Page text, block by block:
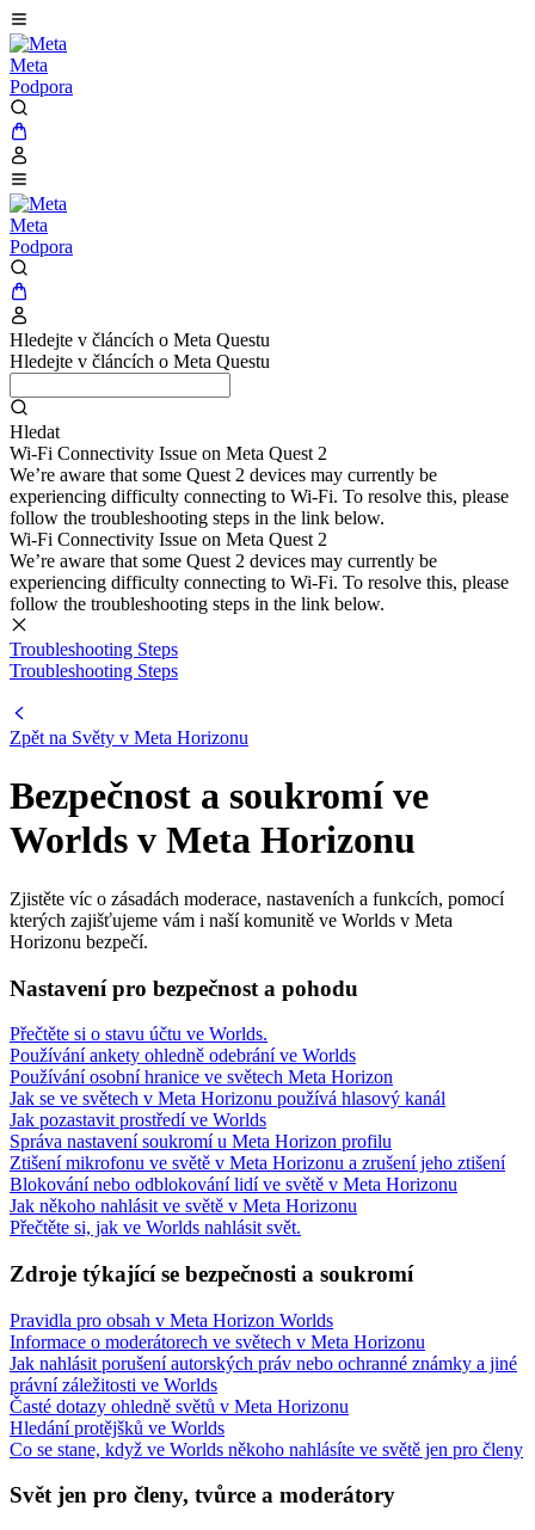
Meta
Podpora
Meta
Podpora
Hledejte v článcích o Meta Questu
Hledejte v článcích o Meta Questu
Hledat
Wi-Fi Connectivity Issue on Meta Quest 2
We’re aware that some Quest 2 devices may currently be
experiencing difficulty connecting to Wi-Fi. To resolve this, please
follow the troubleshooting steps in the link below.
Wi-Fi Connectivity Issue on Meta Quest 2
We’re aware that some Quest 2 devices may currently be
experiencing difficulty connecting to Wi-Fi. To resolve this, please
follow the troubleshooting steps in the link below.
Troubleshooting Steps
Troubleshooting Steps
Zpět na Světy v Meta Horizonu
Bezpečnost a soukromí ve
Worlds v Meta Horizonu
Zjistěte víc o zásadách moderace, nastaveních a funkcích, pomocí
kterých zajišťujeme vám i naší komunitě ve Worlds v Meta
Horizonu bezpečí.
Nastavení pro bezpečnost a pohodu
Přečtěte si o stavu účtu ve Worlds.
Používání ankety ohledně odebrání ve Worlds
Používání osobní hranice ve světech Meta Horizon
Jak se ve světech v Meta Horizonu používá hlasový kanál
Jak pozastavit prostředí ve Worlds
Správa nastavení soukromí u Meta Horizon profilu
Ztišení mikrofonu ve světě v Meta Horizonu a zrušení jeho ztišení
Blokování nebo odblokování lidí ve světě v Meta Horizonu
Jak někoho nahlásit ve světě v Meta Horizonu
Přečtěte si, jak ve Worlds nahlásit svět.
Zdroje týkající se bezpečnosti a soukromí
Pravidla pro obsah v Meta Horizon Worlds
Informace o moderátorech ve světech v Meta Horizonu
Jak nahlásit porušení autorských práv nebo ochranné známky a jiné
právní záležitosti ve Worlds
Časté dotazy ohledně světů v Meta Horizonu
Hledání protějšků ve Worlds
Co se stane, když ve Worlds někoho nahlásíte ve světě jen pro členy
Svět jen pro členy, tvůrce a moderátory